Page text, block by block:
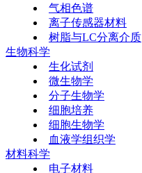
气相色谱
离子传感器材料
树脂与LC分离介质
生物科学
生化试剂
微生物学
分子生物学
细胞培养
细胞生物学
血液学组织学
材料科学
电子材料